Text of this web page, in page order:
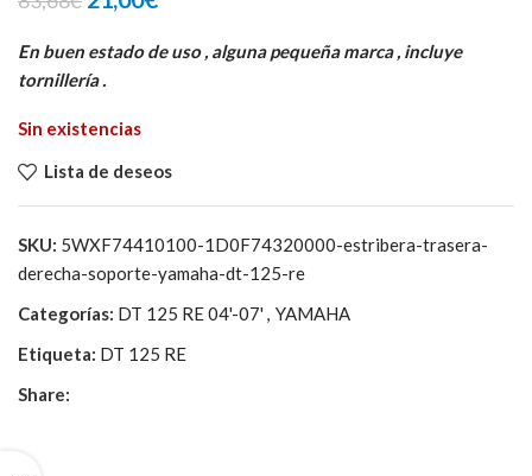
original
era:
actual
En buen estado de uso , alguna pequeña marca , incluye
tornillería .
Sin existencias
Lista de deseos
SKU: 5WXF74410100-1D0F74320000-estribera-trasera-
derecha-soporte-yamaha-dt-125-re
Categorías: DT 125 RE 04'-07' , YAMAHA
Etiqueta: DT 125 RE
Share: